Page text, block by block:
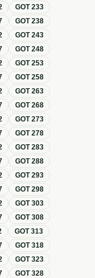
GOT233
GOT238
GOT243
GOT248
GOT253
GOT258
GOT263
GOT268
GOT273
GOT278
GOT283
GOT288
GOT293
GOT298
GOT303
GOT308
GOT313
GOT318
GOT323
GOT328